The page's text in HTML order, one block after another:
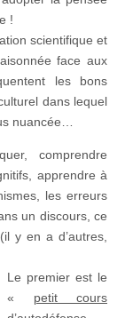
!
scientifique et
face aux
les bons
dans lequel
nuancée…
comprendre
apprendre à
les erreurs
un discours, ce
y en a d’autres,
Le premier est le
« petit cours